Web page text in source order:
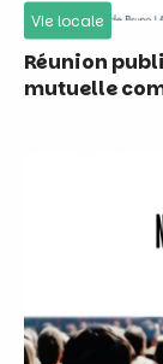
Vie locale
Réunion
mutuelle